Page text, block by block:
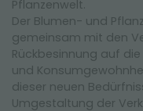
Pflanzenwelt.
Der Blumen- und
gemeinsam mit den
Rückbesinnung auf
und
dieser neuen
Umgestaltung der